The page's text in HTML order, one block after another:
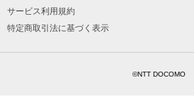
サービス利用規約
特定商取引法に基づく表示
©NTT DOCOMO